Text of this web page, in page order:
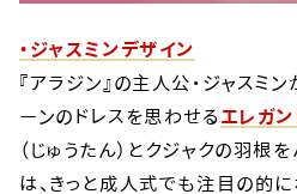
・ジャスミンデザイン
『アラジン』の主人公・ジャスミ
ーンのドレスを思わせる エレガ
（じゅうたん）とクジャクの羽根
は、きっと成人式でも注目の的